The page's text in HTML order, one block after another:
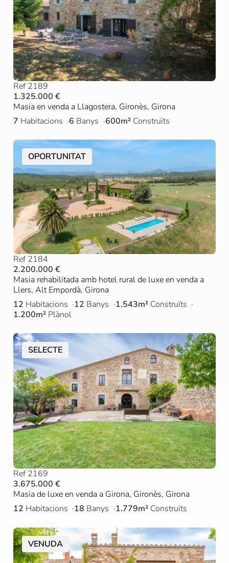
Ref 2189
1.325.000 €
Masia en venda a Llagostera, Gironès, Girona
7 Habitacions 6 Banys 600m² Construïts
OPORTUNITAT
Ref 2184
2.200.000 €
Masia rehabilitada amb hotel rural de luxe en venda a
Llers, Alt Empordà, Girona
12 Habitacions 12 Banys 1.543m² Construïts
1.200m² Plànol
SELECTE
Ref 2169
3.675.000 €
Masia de luxe en venda a Girona, Gironès, Girona
12 Habitacions 18 Banys 1.779m² Construïts
VENUDA